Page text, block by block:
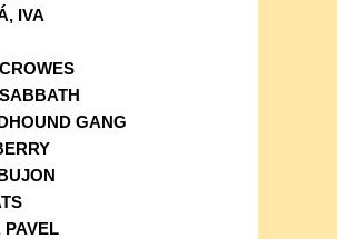
IVA
GANG
PAVEL